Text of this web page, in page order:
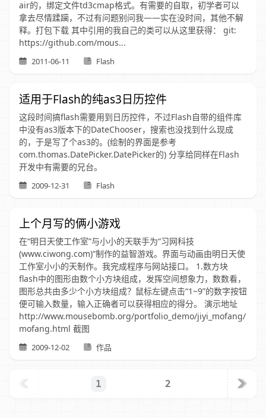
air的，绑定文件td3cmap格式。有需要的自取，初学者可以
拿去尽情蹂躏，不过有问题别问我——实在没时间，其他不解
释。打包下载 其中引用的我自己的类可以从这里获得： git:
https://github.com/mous...
2011-06-11 Flash
适用于Flash的纯as3日历控件
这段时间搞flash需要用到日历控件，不过Flash自带的组件库
中没有as3版本下的DateChooser，搜索也没找到什么现成
的，于是写了个as3的。(绘制的界面是参考
com.thomas.DatePicker.DatePicker的) 分享给同样在Flash
开发中有需要的兄台。
2009-12-31 Flash
上个月写的俩小游戏
在“明日天使工作室”与小小的天联手为“习网科技
(www.ciwong.com)”制作的益智游戏。界面与动画由明日天使
工作室小小的天制作。我完成程序与网站接口。 1.数方块
flash中的图形由数个小方块组成，发挥空间想象力，数数看，
图形总共由多少个小方块组成？鼠标左键点击“1~9”的数字按钮
便可输入数量，输入正确者可以获得相应的得分。 演示地址
http://www.mousebomb.org/portfolio_demo/jiyi_mofang/
mofang.html 截图
2009-12-02 作品
1 2